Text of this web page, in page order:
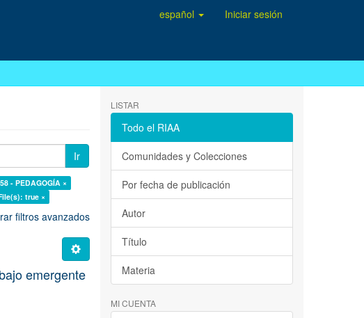
español Iniciar sesión
Ir
- PEDAGOGÍA ×
true ×
filtros avanzados
emergente
LISTAR
Todo el RIAA
Comunidades y Colecciones
Por fecha de publicación
Autor
Título
Materia
MI CUENTA